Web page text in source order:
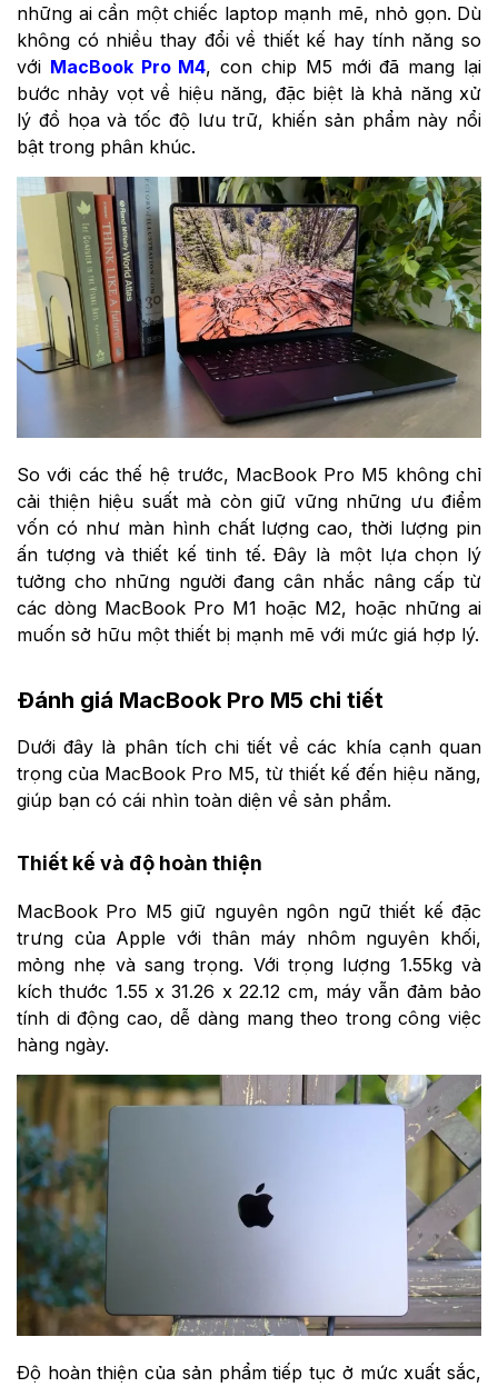
những ai cần một chiếc laptop mạnh mẽ, nhỏ gọn. Dù
không có nhiều thay đổi về thiết kế hay tính năng so
với MacBook Pro M4, con chip M5 mới đã mang lại
bước nhảy vọt về hiệu năng, đặc biệt là khả năng xử
lý đồ họa và tốc độ lưu trữ, khiến sản phẩm này nổi
bật trong phân khúc.
So với các thế hệ trước, MacBook Pro M5 không chỉ
cải thiện hiệu suất mà còn giữ vững những ưu điểm
vốn có như màn hình chất lượng cao, thời lượng pin
ấn tượng và thiết kế tinh tế. Đây là một lựa chọn lý
tưởng cho những người đang cân nhắc nâng cấp từ
các dòng MacBook Pro M1 hoặc M2, hoặc những ai
muốn sở hữu một thiết bị mạnh mẽ với mức giá hợp lý.
Đánh giá MacBook Pro M5 chi tiết
Dưới đây là phân tích chi tiết về các khía cạnh quan
trọng của MacBook Pro M5, từ thiết kế đến hiệu năng,
giúp bạn có cái nhìn toàn diện về sản phẩm.
Thiết kế và độ hoàn thiện
MacBook Pro M5 giữ nguyên ngôn ngữ thiết kế đặc
trưng của Apple với thân máy nhôm nguyên khối,
mỏng nhẹ và sang trọng. Với trọng lượng 1.55kg và
kích thước 1.55 x 31.26 x 22.12 cm, máy vẫn đảm bảo
tính di động cao, dễ dàng mang theo trong công việc
hàng ngày.
Độ hoàn thiện của sản phẩm tiếp tục ở mức xuất sắc,